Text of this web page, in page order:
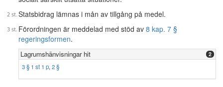
Statsbidrag lämnas i mån av tillgång på medel.
Förordningen är meddelad med stöd av 8 kap. 7 §
regeringsformen.
Lagrumshänvisningar hit 2
3 § 1 st 1 p, 2 §